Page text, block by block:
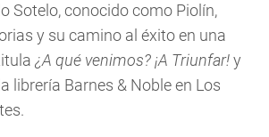
Sotelo, conocido como Piolín,
y su camino al éxito en una
¿A qué venimos? ¡A Triunfar!y
librería Barnes & Noble en Los